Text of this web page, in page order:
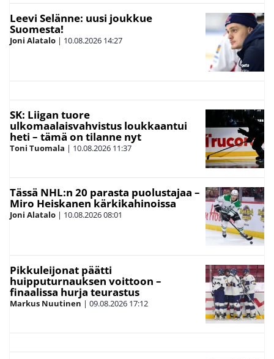
Leevi Selänne: uusi joukkue
Suomesta!
Joni Alatalo | 10.08.2026 14:27
SK: Liigan tuore
ulkomaalaisvahvistus loukkaantui
heti – tämä on tilanne nyt
Toni Tuomala | 10.08.2026 11:37
Tässä NHL:n 20 parasta puolustajaa –
Miro Heiskanen kärkikahinoissa
Joni Alatalo | 10.08.202608:01
Pikkuleijonat päätti
huipputurnauksen voittoon –
finaalissa hurja teurastus
Markus Nuutinen | 09.08.2026 17:12